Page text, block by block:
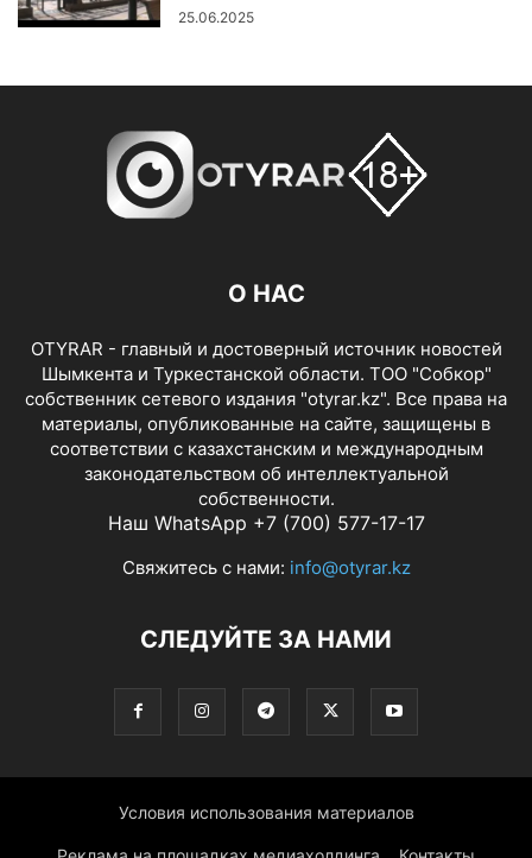
25.06.2025
О НАС
OTYRAR - главный и достоверный источник новостей
Шымкента и Туркестанской области. ТОО "Собкор"
собственник сетевого издания "otyrar.kz". Все права на
материалы, опубликованные на сайте, защищены в
соответствии с казахстанским и международным
законодательством об интеллектуальной
собственности.
Наш WhatsApp +7 (700) 577-17-17
Свяжитесь с нами: info@otyrar.kz
СЛЕДУЙТЕ ЗА НАМИ
Условия использования материалов